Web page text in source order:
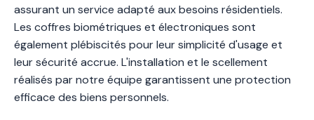
assurant un service adapté aux besoins résidentiels.
Les coffres biométriques et électroniques sont
également plébiscités pour leur simplicité d'usage et
leur sécurité accrue. L'installation et le scellement
réalisés par notre équipe garantissent une protection
efficace des biens personnels.